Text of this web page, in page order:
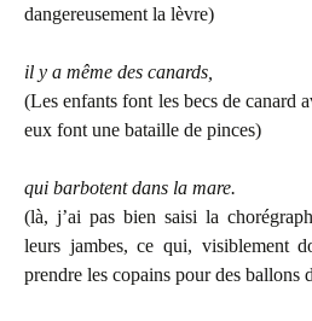
dangereusement la lèvre)
il y a même des canards,
(Les enfants font les becs de canard
eux font une bataille de pinces)
qui barbotent dans la mare.
(là, j’ai pas bien saisi la
leurs jambes, ce qui, visiblement
prendre les copains pour des ballons